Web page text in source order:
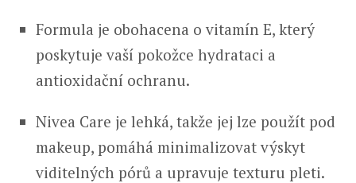
Formula je obohacena o vitamín E, který
poskytuje vaší pokožce hydrataci a
antioxidační ochranu.
Nivea Care je lehká, takže jej lze použít pod
makeup, pomáhá minimalizovat výskyt
viditelných pórů a upravuje texturu pleti.